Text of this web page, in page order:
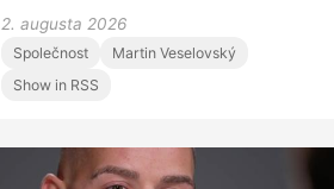
Proto teď všichni máme pocit, že náš
stát snad ani není náš,” říká někdejší
studentská vůdkyně a diplomatka
90. výročí Havlova narození. „V jednu
chvíli se rozhodl, že bude prezidentem, a
2. augusta 2026
Společnost
Martin Veselovský
Show in RSS